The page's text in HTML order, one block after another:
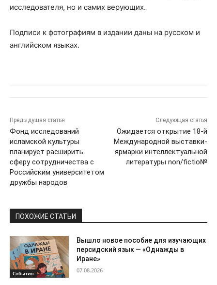
исследователя, но и самих верующих.
Подписи к фотографиям в издании даны на русском и
английском языках.
Предыдущая статья
Фонд исследований
исламской культуры
планирует расширить
сферу сотрудничества с
Российским университетом
дружбы народов
Следующая статья
Ожидается открытие 18-й
Международной выставки-
ярмарки интеллектуальной
литературы non/fictio№
ПОХОЖИЕ СТАТЬИ
События
Вышло новое пособие для изучающих
персидский язык — «Однажды в
Иране»
07.08.2026